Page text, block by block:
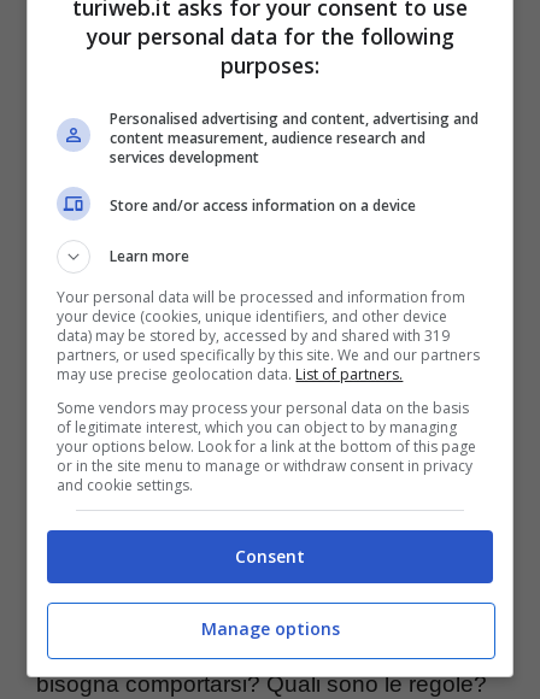
Inoltre per quanto riguarda i rumori in
condominio bisogna anche
determinate fasce orarie. Di notte, infatti i
rumori devono essere ridotti al minimo per
non disturbare il riposo degli altri residenti. Ad
ogni modo in merito ai rumori condominio la
legge si è espressa e bisogna prestare
particolareattenzione alle sanzioni.
Se c’è un vicino di casa che produce dei
rumori particolarmente fastidiosi come
bisogna comportarsi? Quali sono le regole?
turiweb.it asks for your consent to use
your personal data for the following
purposes:
Personalised advertising and content, advertising and
content measurement, audience research and
services development
Store and/or access information on a device
Learn more
Your personal data will be processed and information from
your device (cookies, unique identifiers, and other device
data) may be stored by, accessed by and shared with 319
partners, or used specifically by this site. We and our partners
may use precise geolocation data. List of partners.
Some vendors may process your personal data on the basis
of legitimate interest, which you can object to by managing
your options below. Look for a link at the bottom of this page
or in the site menu to manage or withdraw consent in privacy
and cookie settings.
Consent
Manage options